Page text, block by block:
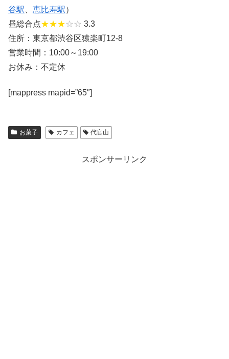
谷駅
恵比寿駅）
昼総合点★★★☆☆ 3.3
住所：東京都渋谷区猿楽町12-8
営業時間：10:00～19:00
お休み：不定休
[mappress mapid=”65″]
お菓子 カフェ 代官山
スポンサーリンク